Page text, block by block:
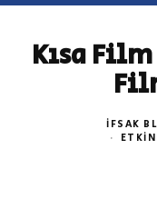
Kısa
İFSAK